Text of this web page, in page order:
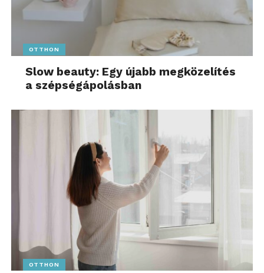
OTTHON
Slow beauty: Egy újabb megközelítés
a szépségápolásban
OTTHON